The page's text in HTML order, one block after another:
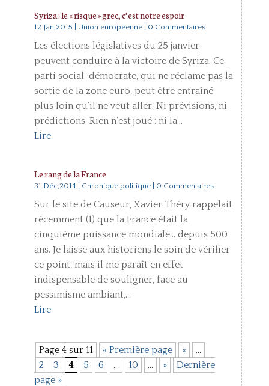
Syriza : le « risque » grec, c’est notre espoir
12 Jan,2015 Union européenne| 0 Commentaires
Les élections législatives du 25 janvier
peuvent conduire à la victoire de Syriza. Ce
parti social-démocrate, qui ne réclame pas la
sortie de la zone euro, peut être entraîné
plus loin qu’il ne veut aller. Ni prévisions, ni
prédictions. Rien n’est joué : ni la...
Lire
Le rang de la France
31 Déc,2014 Chronique politique| 0 Commentaires
Sur le site de Causeur, Xavier Théry rappelait
récemment (1) que la France était la
cinquième puissance mondiale… depuis 500
ans. Je laisse aux historiens le soin de vérifier
ce point, mais il me paraît en effet
indispensable de souligner, face au
pessimisme ambiant,...
Lire
Page 4 sur 11 « Première page «
…
2
3 4 5 6 … 10 … »
Dernière
page »